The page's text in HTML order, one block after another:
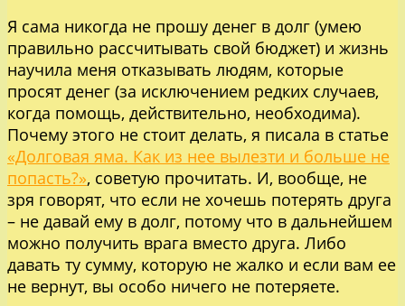
Я сама никогда не прошу денег в долг (умею
правильно рассчитывать свой бюджет) и жизнь
научила меня отказывать людям, которые
просят денег (за исключением редких случаев,
когда помощь, действительно, необходима).
Почему этого не стоит делать, я писала в статье
«Долговая яма. Как из нее вылезти и больше не
попасть?», советую прочитать. И, вообще, не
зря говорят, что если не хочешь потерять друга
– не давай ему в долг, потому что в дальнейшем
можно получить врага вместо друга. Либо
давать ту сумму, которую не жалко и если вам ее
не вернут, вы особо ничего не потеряете.